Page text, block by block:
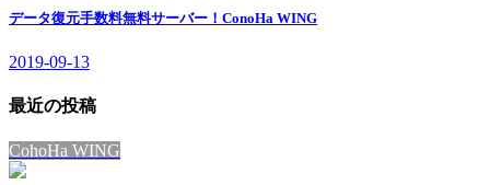
データ復元手数料無料サーバー！ConoHa WING
2019-09-13
最近の投稿
CohoHa WING